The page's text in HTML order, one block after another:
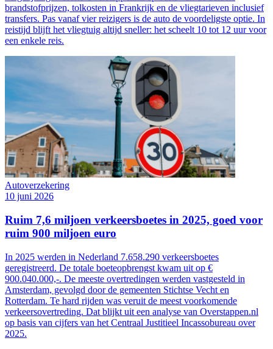
brandstofprijzen, tolkosten in Frankrijk en de vliegtarieven inclusief
transfers. Pas vanaf vier reizigers is de auto de voordeligste optie. In
reistijd blijft het vliegtuig altijd sneller: het scheelt 10 tot 12 uur voor
een enkele reis.
Autoverzekering
10 juni 2026
Ruim 7,6 miljoen verkeersboetes in 2025, goed voor
ruim 900 miljoen euro
In 2025 werden in Nederland 7.658.290 verkeersboetes
geregistreerd. De totale boeteopbrengst kwam uit op €
900.040.000,-. De meeste overtredingen werden vastgesteld in
Amsterdam, gevolgd door de gemeenten Stichtse Vecht en
Rotterdam. Te hard rijden was veruit de meest voorkomende
verkeersovertreding. Dat blijkt uit een analyse van Overstappen.nl
op basis van cijfers van het Centraal Justitieel Incassobureau over
2025.